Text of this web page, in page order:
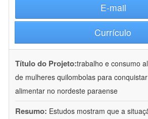
E-mail
Currículo
Título do Projeto:trabalho e consumo
de mulheres quilombolas para
alimentar no nordeste paraense
Resumo: Estudos mostram que a